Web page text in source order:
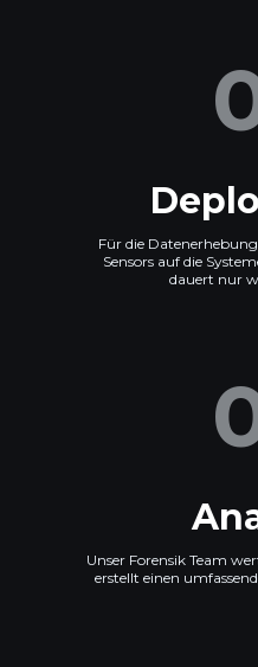
Für die
Sensors auf die
dauert nur
Unser Forensik Team
erstellt einen